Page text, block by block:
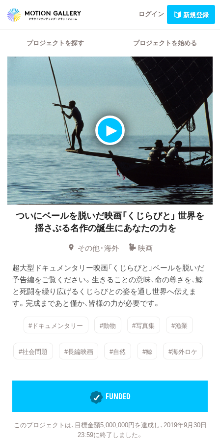
ログイン 新規登録
プロジェクトを探す プロジェクトを始める
ついにベールを脱いだ映画「くじらびと」 世界を
揺さぶる名作の誕生にあなたの力を
その他・海外
映画
超大型ドキュメンタリー映画「くじらびと」ベールを脱いだ
予告編をご覧ください。生きることの意味、命の尊さを、鯨
と死闘を繰り広げるくじらびとの姿を通し世界へ伝えま
す。完成まであと僅か、皆様の力が必要です。
#ドキュメンタリー #動物 #写真集 #漁業
#社会問題 #長編映画 #自然 #鯨 #海外ロケ
FUNDED
このプロジェクトは、目標金額5,000,000円を達成し、2019年9月30日
23:59に終了しました。